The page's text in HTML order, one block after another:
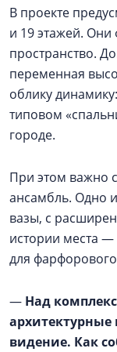
В проекте
и 19 этажей.
пространство.
переменная
облику
типовом
городе.
При этом важно
ансамбль. Одно
вазы, с
истории места —
для
— Над
видение. Как